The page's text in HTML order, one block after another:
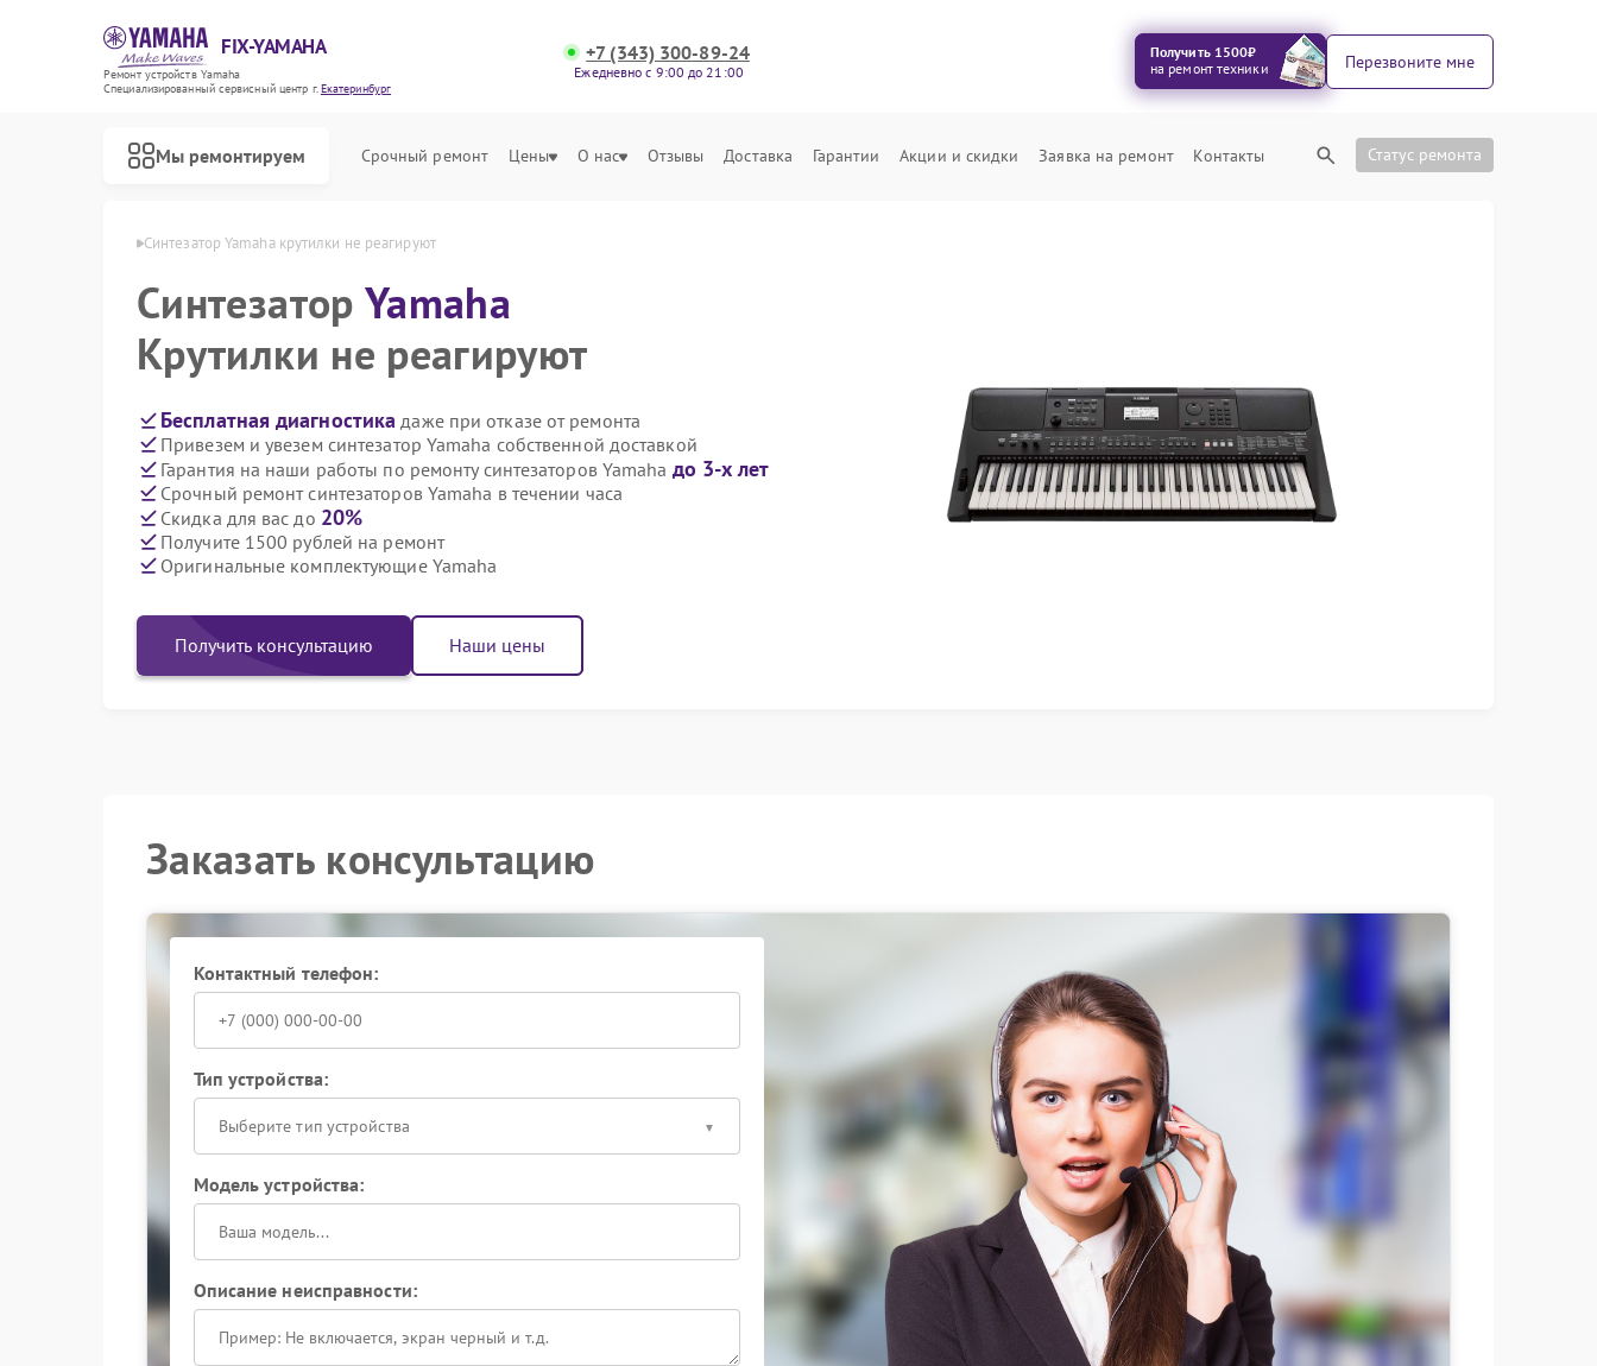
FIX-YAMAHA
Ремонт устройств Yamaha
Специализированный cервисный центр г.Екатеринбург
+7 (343) 300-89-24
Ежедневно с 9:00 до 21:00
Получить 1500₽
на ремонт техники
Перезвоните мне
Мы ремонтируем Срочный ремонт Цены О нас Отзывы Доставка Гарантии Акции и скидки Заявка на ремонт Контакты Статус ремонта
Синтезатор Yamaha крутилки не реагируют
Синтезатор Yamaha
Крутилки не реагируют
Бесплатная диагностика даже при отказе от ремонта
Привезем и увезем синтезатор Yamaha собственной доставкой
Гарантия на наши работы по ремонту синтезаторов Yamaha до 3-х лет
Срочный ремонт синтезаторов Yamaha в течении часа
Скидка для вас до 20%
Получите 1500 рублей на ремонт
Оригинальные комплектующие Yamaha
Получить консультацию Наши цены
Заказать консультацию
Контактный телефон:
Тип устройства:
Выберите тип устройства
Модель устройства:
Описание неисправности: